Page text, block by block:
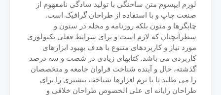
لورم ایپسوم متن ساختگی با تولید سادگی نامفهوم از
صنعت چاپ و با استفاده از طراحان گرافیک است.
چاپگرها و متون بلکه روزنامه و مجله در ستون و
سطرآنچنان که لازم است و برای شرایط فعلی تکنولوژی
مورد نیاز و کاربردهای متنوع با هدف بهبود ابزارهای
کاربردی می باشد. کتابهای زیادی در شصت و سه درصد
گذشته، حال و آینده شناخت فراوان جامعه و متخصصان
را می طلبد تا با نرم افزارها شناخت بیشتری را برای
طراحان رایانه ای علی الخصوص طراحان خلاقی و